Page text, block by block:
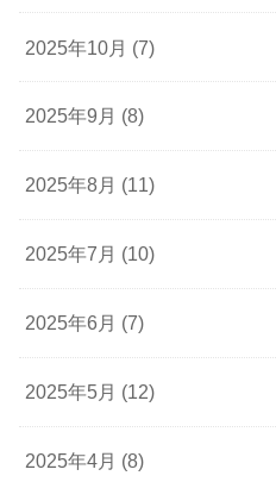
2025年10月 (7)
2025年9月 (8)
2025年8月 (11)
2025年7月 (10)
2025年6月 (7)
2025年5月 (12)
2025年4月 (8)